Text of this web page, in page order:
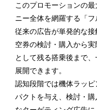
このプロモーションの
ニー全体を網羅する「フ
従来の広告が単発的な
空券の検討・購入から
として残る搭乗後まで
展開できます。
認知段階では機体ラッ
パクトを与え、検討・